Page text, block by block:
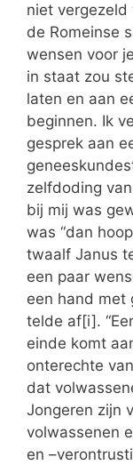
niet vergezeld
de Romeinse
wensen voor
in staat zou
laten en aan
beginnen. Ik
gesprek aan
zelfdoding
bij mij was
was “dan
twaalf Janus
een paar
een hand met
telde af[i].
einde komt
onterechte
dat
Jongeren zijn
volwassenen
en